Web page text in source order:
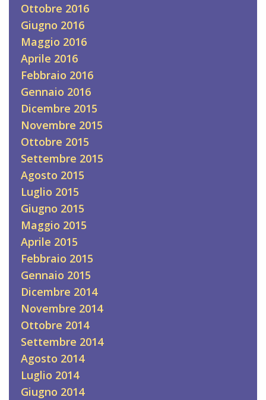
Ottobre 2016
Giugno 2016
Maggio 2016
Aprile 2016
Febbraio 2016
Gennaio 2016
Dicembre 2015
Novembre 2015
Ottobre 2015
Settembre 2015
Agosto 2015
Luglio 2015
Giugno 2015
Maggio 2015
Aprile 2015
Febbraio 2015
Gennaio 2015
Dicembre 2014
Novembre 2014
Ottobre 2014
Settembre 2014
Agosto 2014
Luglio 2014
Giugno 2014